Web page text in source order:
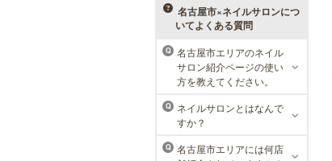
べる種類の多さで初めての方も安心
です。
ラ・パルレ 名古屋本店
ラ・パルレでは、内側からも外側か
らも健康的に美しく男性をサポー
ト。脱メタボリックやダイエット、
マッチョコースやにきび内外コー
ス、アロマトリートメント等多彩な
名古屋市×ネイルサロンにつ
いてよくある質問
Q
名古屋市エリアのネイル
サロン紹介ページの使い
方を教えてください。
Q
ネイルサロンとはなんで
すか？
Q
名古屋市エリアには何店